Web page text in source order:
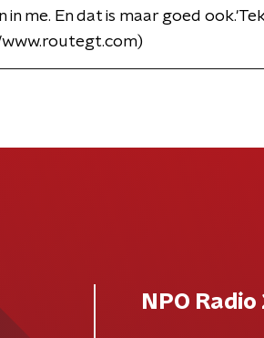
in me. En dat is maar goed
NPO